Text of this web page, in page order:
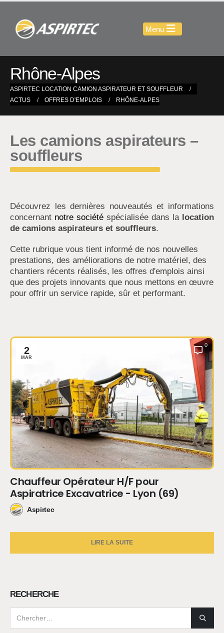
Rhône-Alpes
ASPIRTEC LOCATION CAMION ASPIRATEUR ET SOUFFLEUR
ACTUS
OFFRES D'EMPLOIS RHÔNE-ALPES
Les camions aspirateurs –
souffleurs
Découvrez les dernières nouveautés et informations
concernant notre société spécialisée dans la location
de camions aspirateurs et souffleurs.
Cette rubrique vous tient informé de nos nouvelles
prestations, des améliorations de notre matériel, des
chantiers récents réalisés, les offres d'emplois ainsi
que des projets innovants que nous mettons en œuvre
pour offrir un service rapide, sûr et performant.
2
MAR
0
Chauffeur Opérateur H/F pour
Aspiratrice Excavatrice - Lyon (69)
Aspirtec
LIRE LA SUITE
RECHERCHE